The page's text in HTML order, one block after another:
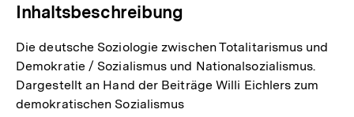
Inhaltsbeschreibung
Die deutsche Soziologie zwischen Totalitarismus und
Demokratie / Sozialismus und Nationalsozialismus.
Dargestellt an Hand der Beiträge Willi Eichlers zum
demokratischen Sozialismus